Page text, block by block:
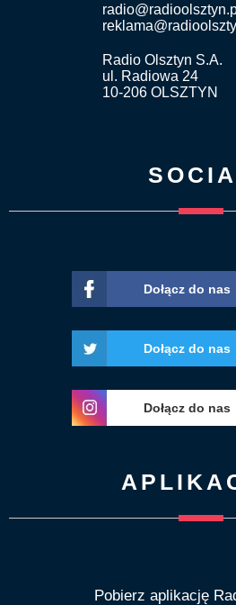
Radio Olsztyn S.A.
ul. Radiowa 24
10-206 OLSZTYN
Dołącz do nas
Dołącz do nas
Dołącz do nas
Pobierz aplikację